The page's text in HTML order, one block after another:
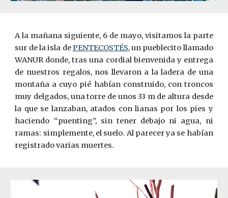
A la mañana siguiente, 6 de mayo, visitamos la parte
sur de la isla dePENTECOSTÉS, un pueblecito llamado
WANUR donde, tras una cordial bienvenida y entrega
de nuestros regalos, nos llevaron a la ladera de una
montaña a cuyo pié habían construido, con troncos
muy delgados, una torre de unos 33 m de altura desde
la que se lanzaban, atados con lianas por los pies y
haciendo “puenting”, sin tener debajo ni agua, ni
ramas: simplemente, el suelo. Al parecer ya se habían
registrado varias muertes.